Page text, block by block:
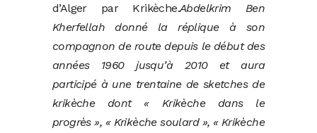
d’Alger par Krikèche.Abdelkrim Ben
Kherfellah donné la réplique à son
compagnon de route depuis le début des
années 1960 jusqu’à 2010 et aura
participé à une trentaine de sketches de
krikèche dont « Krikèche dans le
progrès », « Krikèche soulard », « Krikèche